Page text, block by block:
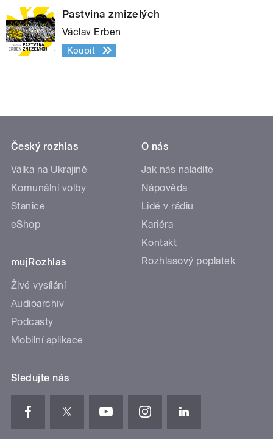
Pastvina zmizelých
Václav Erben
Koupit
Český rozhlas
Válka na Ukrajině
Komunální volby
Stanice
eShop
mujRozhlas
Živé vysílání
Audioarchiv
Podcasty
Mobilní aplikace
O nás
Jak nás naladíte
Nápověda
Lidé v rádiu
Kariéra
Kontakt
Rozhlasový poplatek
Sledujte nás